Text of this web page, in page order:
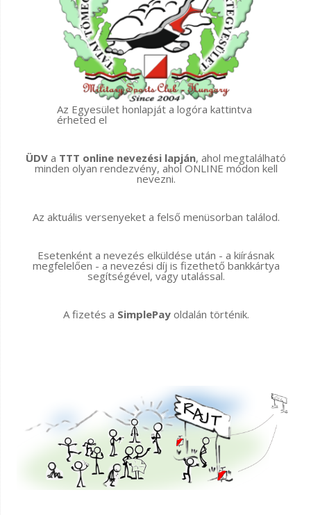
Az Egyesület honlapját a logóra kattintva
érheted el
ÜDV a TTT online nevezési lapján, ahol megtalálható
minden olyan rendezvény, ahol ONLINE módon kell
nevezni.
Az aktuális versenyeket a felső menüsorban találod.
Esetenként a nevezés elküldése után - a kiírásnak
megfelelően - a nevezési díj is fizethető bankkártya
segítségével, vagy utalással.
A fizetés a SimplePayoldalán történik.